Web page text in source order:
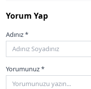
Yorum Yap
Adınız *
Yorumunuz *